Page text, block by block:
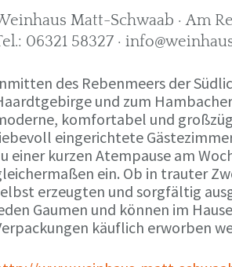
Matt-Schwaab · Am
06321 58327 ·
des Rebenmeers der
und zum
komfortabel und
eingerichtete
einer kurzen Atempause am
ein. Ob in trauter
erzeugten und sorgfältig
Gaumen und können im
käuflich erworben